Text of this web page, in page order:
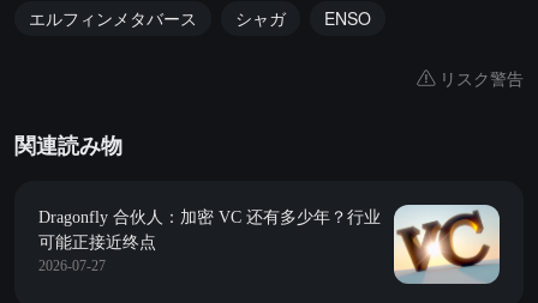
エルフィンメタバース
シャガ ENSO
リスク警告
関連読み物
Dragonfly 合伙人：加密 VC 还有多少年？行业
可能正接近终点
2026-07-27